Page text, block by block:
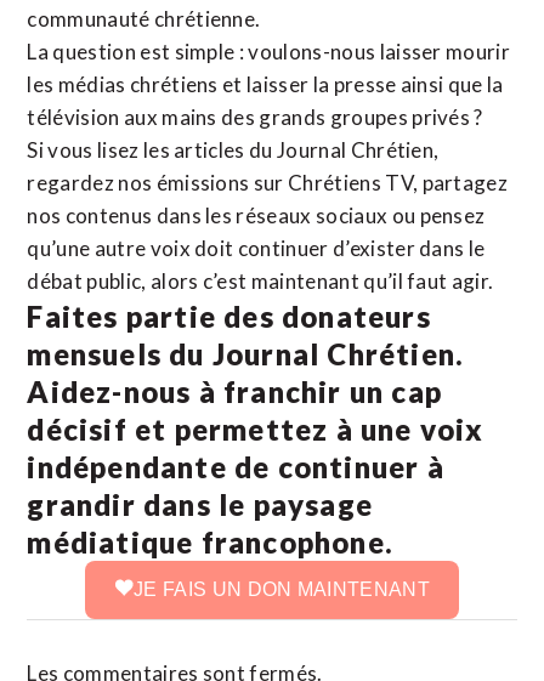
communauté chrétienne.
La question est simple : voulons-nous laisser mourir
les médias chrétiens et laisser la presse ainsi que la
télévision aux mains des grands groupes privés ?
Si vous lisez les articles du Journal Chrétien,
regardez nos émissions sur Chrétiens TV, partagez
nos contenus dans les réseaux sociaux ou pensez
qu’une autre voix doit continuer d’exister dans le
débat public, alors c’est maintenant qu’il faut agir.
Faites partie des donateurs
mensuels du Journal Chrétien.
Aidez-nous à franchir un cap
décisif et permettez à une voix
indépendante de continuer à
grandir dans le paysage
médiatique francophone.
JE FAIS UN DON MAINTENANT
Les commentaires sont fermés.